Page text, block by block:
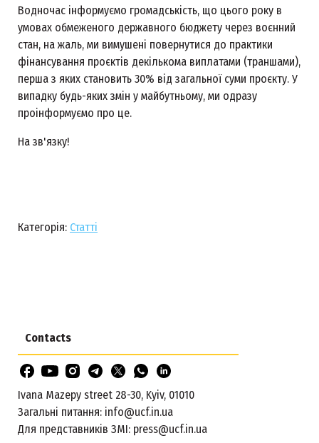
Водночас інформуємо громадськість, що цього року в
умовах обмеженого державного бюджету через воєнний
стан, на жаль, ми вимушені повернутися до практики
фінансування проєктів декількома виплатами (траншами),
перша з яких становить 30% від загальної суми проєкту. У
випадку будь-яких змін у майбутньому, ми одразу
проінформуємо про це.
На зв'язку!
Категорія: Статті
Contacts
Ivana Mazepy street 28-30, Kyiv, 01010
Загальні питання: info@ucf.in.ua
Для представників ЗМІ: press@ucf.in.ua